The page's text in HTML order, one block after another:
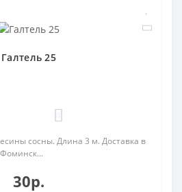
Галтель 25
сосны. Длина 3 м. Доставка в
30р.